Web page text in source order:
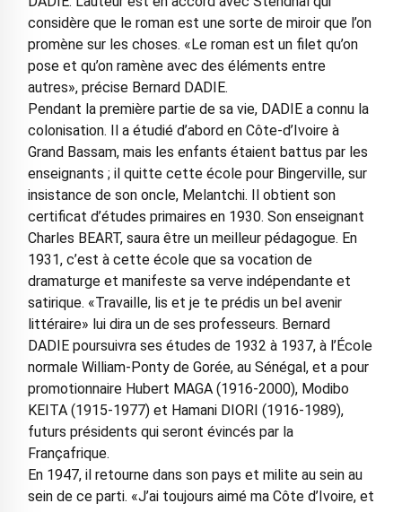
considère que le roman est une sorte de miroir que l’on
promène sur les choses. «Le roman est un filet qu’on
pose et qu’on ramène avec des éléments entre
autres», précise Bernard DADIE.
Pendant la première partie de sa vie, DADIE a connu la
colonisation. Il a étudié d’abord en Côte-d’Ivoire à
Grand Bassam, mais les enfants étaient battus par les
enseignants ; il quitte cette école pour Bingerville, sur
insistance de son oncle, Melantchi. Il obtient son
certificat d’études primaires en 1930. Son enseignant
Charles BEART, saura être un meilleur pédagogue. En
1931, c’est à cette école que sa vocation de
dramaturge et manifeste sa verve indépendante et
satirique. «Travaille, lis et je te prédis un bel avenir
littéraire» lui dira un de ses professeurs. Bernard
DADIE poursuivra ses études de 1932 à 1937, à l’École
normale William-Ponty de Gorée, au Sénégal, et a pour
promotionnaire Hubert MAGA (1916-2000), Modibo
KEITA (1915-1977) et Hamani DIORI (1916-1989),
futurs présidents qui seront évincés par la
Françafrique.
En 1947, il retourne dans son pays et milite au sein au
sein de ce parti. «J’ai toujours aimé ma Côte d’Ivoire, et